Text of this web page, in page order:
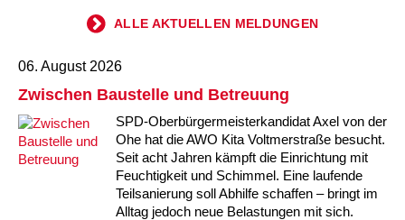
ALLE AKTUELLEN MELDUNGEN
06. August 2026
Zwischen Baustelle und Betreuung
SPD-Oberbürgermeisterkandidat Axel von der
Ohe hat die AWO Kita Voltmerstraße besucht.
Seit acht Jahren kämpft die Einrichtung mit
Feuchtigkeit und Schimmel. Eine laufende
Teilsanierung soll Abhilfe schaffen – bringt im
Alltag jedoch neue Belastungen mit sich.